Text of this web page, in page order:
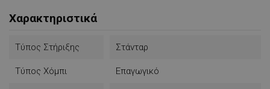
- Αυτόματη απενεργοποίηση εάν δεν έχει τοποθετηθεί
- Αυτόματη ανίχνευση
σκεύων
- 2000W
Η βάση των σκευών έχει κατασκευαστεί από μαρτενσίτη
Χαρακτηριστικά
Τύπος Στήριξης Στάνταρ
Τύπος Χόμπι Επαγωγικό